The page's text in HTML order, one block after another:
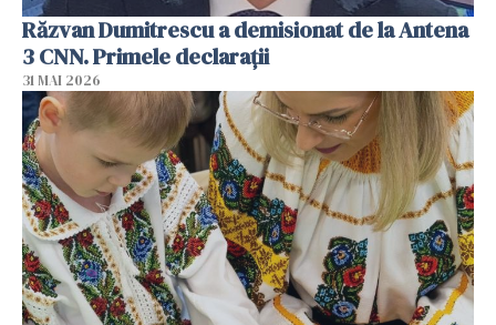
Răzvan Dumitrescu a demisionat de la Antena
3 CNN. Primele declarații
31 MAI 2026